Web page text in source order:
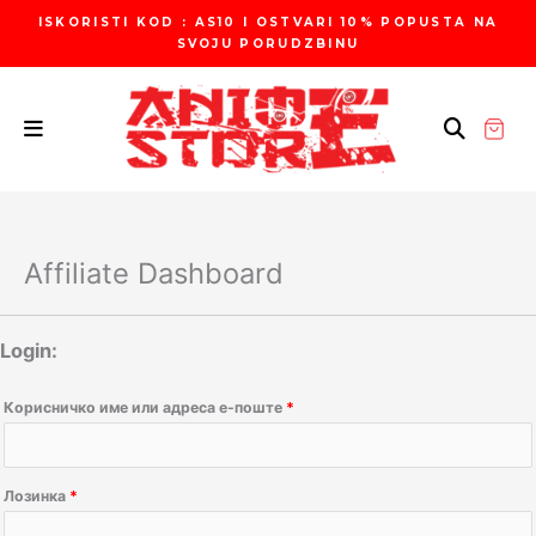
садржај
ISKORISTI KOD : AS10 I OSTVARI 10% POPUSTA NA
SVOJU PORUDZBINU
Affiliate Dashboard
Login:
Корисничко име или адреса е-поште *
Обавезно
Лозинка *
Обавезно